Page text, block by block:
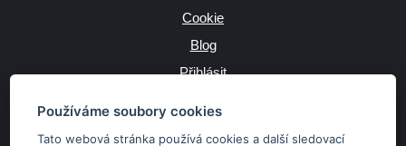
Používáme soubory cookies
Tato webová stránka používá cookies a další sledovací
Cookie
Blog
Přihlásit